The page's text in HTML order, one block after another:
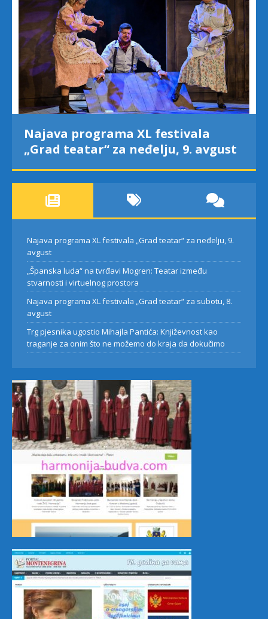
Najava programa XL festivala
„Grad teatar“ za neđelju, 9. avgust
Najava programa XL festivala „Grad teatar“ za neđelju, 9.
avgust
„Španska luda“ na tvrđavi Mogren: Teatar između
stvarnosti i virtuelnog prostora
Najava programa XL festivala „Grad teatar“ za subotu, 8.
avgust
Trg pjesnika ugostio Mihajla Pantića: Književnost kao
traganje za onim što ne možemo do kraja da dokučimo